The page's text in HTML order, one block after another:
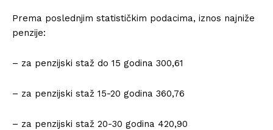
Prema poslednjim statističkim podacima, iznos najniže
penzije:
– za penzijski staž do 15 godina 300,61
– za penzijski staž 15-20 godina 360,76
– za penzijski staž 20-30 godina 420,90